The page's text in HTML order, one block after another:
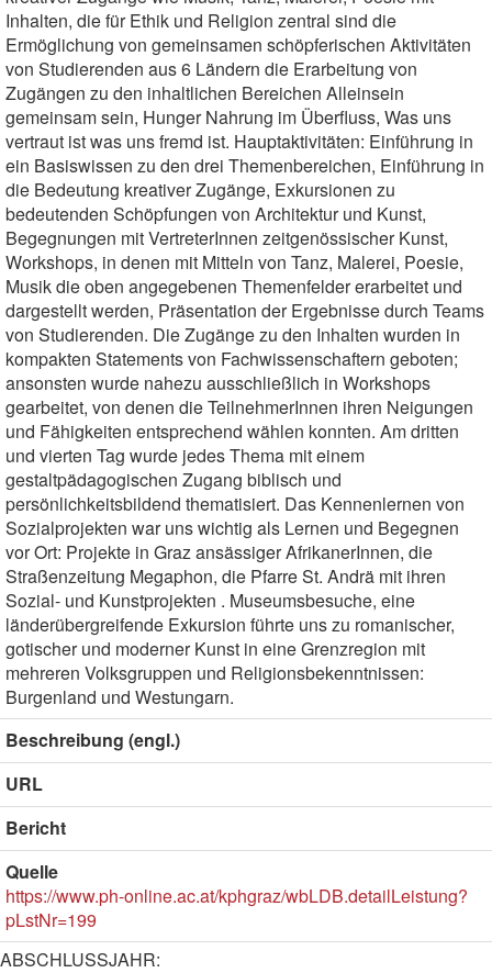
Inhalten, die für Ethik und Religion zentral sind die
Ermöglichung von gemeinsamen schöpferischen Aktivitäten
von Studierenden aus 6 Ländern die Erarbeitung von
Zugängen zu den inhaltlichen Bereichen Alleinsein
gemeinsam sein, Hunger Nahrung im Überfluss, Was uns
vertraut ist was uns fremd ist. Hauptaktivitäten: Einführung in
ein Basiswissen zu den drei Themenbereichen, Einführung in
die Bedeutung kreativer Zugänge, Exkursionen zu
bedeutenden Schöpfungen von Architektur und Kunst,
Begegnungen mit VertreterInnen zeitgenössischer Kunst,
Workshops, in denen mit Mitteln von Tanz, Malerei, Poesie,
Musik die oben angegebenen Themenfelder erarbeitet und
dargestellt werden, Präsentation der Ergebnisse durch Teams
von Studierenden. Die Zugänge zu den Inhalten wurden in
kompakten Statements von Fachwissenschaftern geboten;
ansonsten wurde nahezu ausschließlich in Workshops
gearbeitet, von denen die TeilnehmerInnen ihren Neigungen
und Fähigkeiten entsprechend wählen konnten. Am dritten
und vierten Tag wurde jedes Thema mit einem
gestaltpädagogischen Zugang biblisch und
persönlichkeitsbildend thematisiert. Das Kennenlernen von
Sozialprojekten war uns wichtig als Lernen und Begegnen
vor Ort: Projekte in Graz ansässiger AfrikanerInnen, die
Straßenzeitung Megaphon, die Pfarre St. Andrä mit ihren
Sozial- und Kunstprojekten . Museumsbesuche, eine
länderübergreifende Exkursion führte uns zu romanischer,
gotischer und moderner Kunst in eine Grenzregion mit
mehreren Volksgruppen und Religionsbekenntnissen:
Burgenland und Westungarn.
Beschreibung (engl.)
URL
Bericht
Quelle
https://www.ph-online.ac.at/kphgraz/wbLDB.detailLeistung?
pLstNr=199
ABSCHLUSSJAHR: